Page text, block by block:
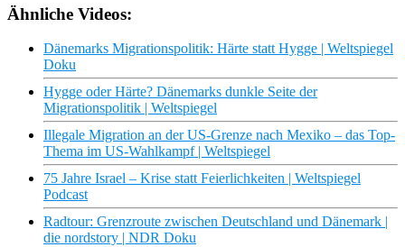
Ähnliche Videos:
Dänemarks Migrationspolitik: Härte statt Hygge | Weltspiegel
Doku
Hygge oder Härte? Dänemarks dunkle Seite der
Migrationspolitik | Weltspiegel
Illegale Migration an der US-Grenze nach Mexiko – das Top-
Thema im US-Wahlkampf | Weltspiegel
75 Jahre Israel – Krise statt Feierlichkeiten | Weltspiegel
Podcast
Radtour: Grenzroute zwischen Deutschland und Dänemark |
die nordstory | NDR Doku